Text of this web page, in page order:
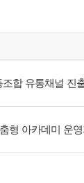
합 유통채널 진
형 아카데미 운